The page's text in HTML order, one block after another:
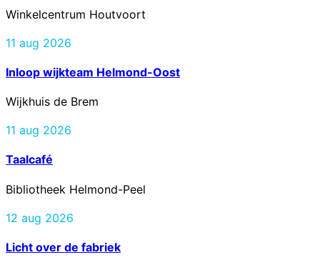
Winkelcentrum Houtvoort
11 aug 2026
Inloop wijkteam Helmond-Oost
Wijkhuis de Brem
11 aug 2026
Taalcafé
Bibliotheek Helmond-Peel
12 aug 2026
Licht over de fabriek